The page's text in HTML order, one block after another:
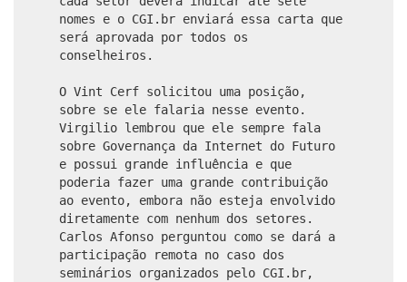
nomes e o CGI.br enviará essa carta que
será aprovada por todos os
conselheiros.
O Vint Cerf solicitou uma posição,
sobre se ele falaria nesse evento.
Virgilio lembrou que ele sempre fala
sobre Governança da Internet do Futuro
e possui grande influência e que
poderia fazer uma grande contribuição
ao evento, embora não esteja envolvido
diretamente com nenhum dos setores.
Carlos Afonso perguntou como se dará a
participação remota no caso dos
seminários organizados pelo CGI.br,